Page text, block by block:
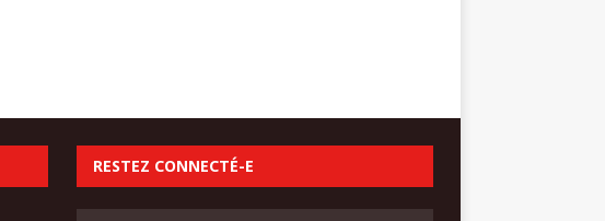
RESTEZ CONNECTÉ-E